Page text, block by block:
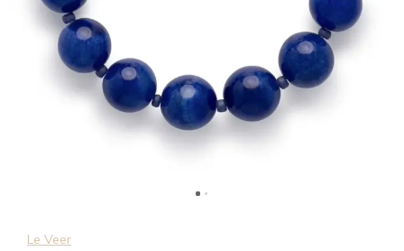
Le Veer